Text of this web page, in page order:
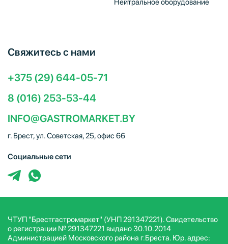
Нейтральное оборудование
Свяжитесь с нами
+375 (29) 644-05-71
8 (016) 253-53-44
INFO@GASTROMARKET.BY
г. Брест, ул. Советская, 25, офис 66
Социальные сети
ЧТУП "Брестгастромаркет" (УНП 291347221). Свидетельство
о регистрации № 291347221 выдано 30.10.2014
Администрацией Московского района г.Бреста. Юр. адрес: